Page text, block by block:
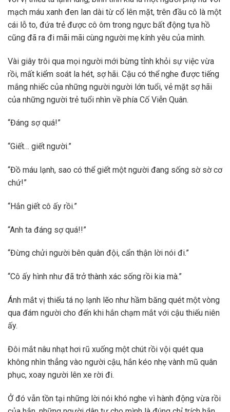
mạch máu xanh đen lan dài từ cổ lên mặt, trên đầu cô là một
cái lỗ to, đứa trẻ được cô ôm trong ngực bất động tựa hồ
cũng đã ra đi mãi mãi cùng người mẹ kính yêu của mình.
Vài giây trôi qua mọi người mới bừng tỉnh khỏi sự việc vừa
rồi, mất kiểm soát la hét, sợ hãi. Cậu có thể nghe được tiếng
mắng nhiếc của những người người lớn tuổi, vẻ mặt sợ hãi
của những người trẻ tuổi nhìn về phía Cố Viễn Quân.
“Đáng sợ quá!”
“Giết… giết người.”
“Đồ máu lạnh, sao có thể giết một người đang sống sờ sờ cơ
chứ!”
“Hắn giết cô ấy rồi.”
“Anh ta đáng sợ quá!!”
“Đừng chửi người bên quân đội, cẩn thận lời nói đi.”
“Cô ấy hình như đã trở thành xác sống rồi kia mà.”
Ánh mắt vị thiếu tá nọ lạnh lẽo như hầm băng quét một vòng
qua đám người cho đến khi hắn chạm mắt với cậu thiếu niên
ấy.
Đôi mắt nâu nhạt hơi rũ xuống một chút rồi vội quét qua
không nhìn thẳng vào người cậu, hắn kéo nhẹ vành mũ quân
phục, xoay người lên xe rời đi.
Ở đó vẫn tồn tại những lời nói khó nghe vì hành động vừa rồi